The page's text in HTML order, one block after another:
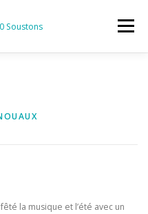
Menu
la musique et l’été avec un